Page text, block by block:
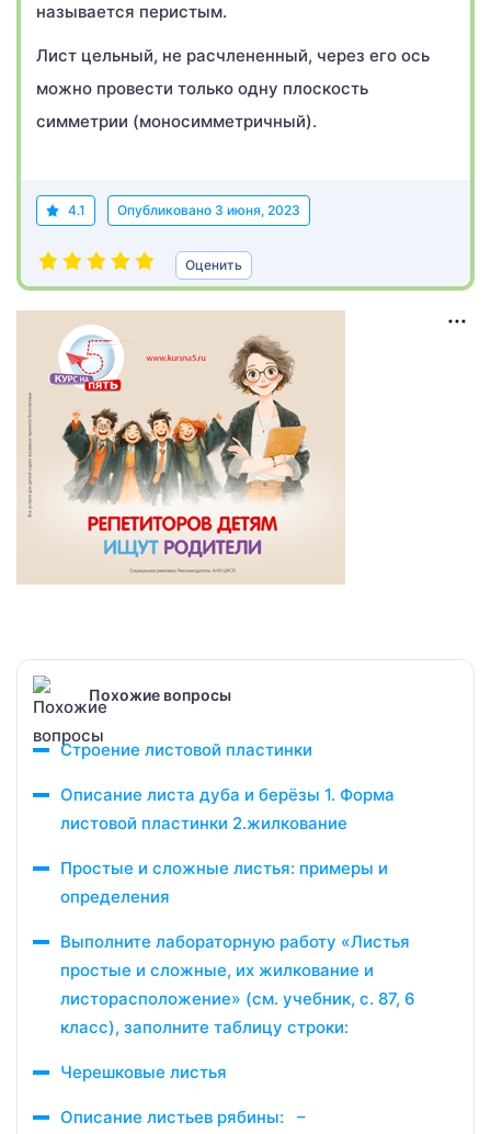
называется перистым.
Лист цельный, не расчлененный, через его ось
можно провести только одну плоскость
симметрии (моносимметричный).
4.1 Опубликовано 3 июня, 2023
Оценить
Похожие вопросы
Строение листовой пластинки
Описание листа дуба и берёзы 1. Форма
листовой пластинки 2.жилкование
Простые и сложные листья: примеры и
определения
Выполните лабораторную работу «Листья
простые и сложные, их жилкование и
листорасположение» (см. учебник, с. 87, 6
класс), заполните таблицу строки:
Черешковые листья
Описание листьев рябины: –